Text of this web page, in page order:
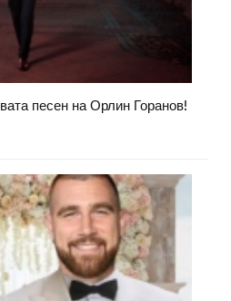
песен на Орлин Горанов!